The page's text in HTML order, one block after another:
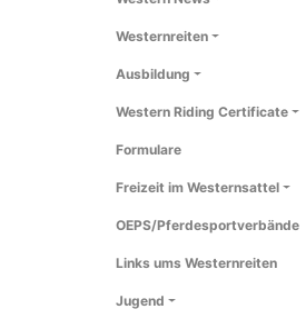
Westernreiten
Ausbildung
Western Riding Certificate
Formulare
Freizeit im Westernsattel
OEPS/Pferdesportverbände
Links ums Westernreiten
Jugend